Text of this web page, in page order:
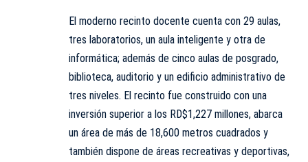
El moderno recinto docente cuenta con 29 aulas,
tres laboratorios, un aula inteligente y otra de
informática; además de cinco aulas de posgrado,
biblioteca, auditorio y un edificio administrativo de
tres niveles. El recinto fue construido con una
inversión superior a los RD$1,227 millones, abarca
un área de más de 18,600 metros cuadrados y
también dispone de áreas recreativas y deportivas,